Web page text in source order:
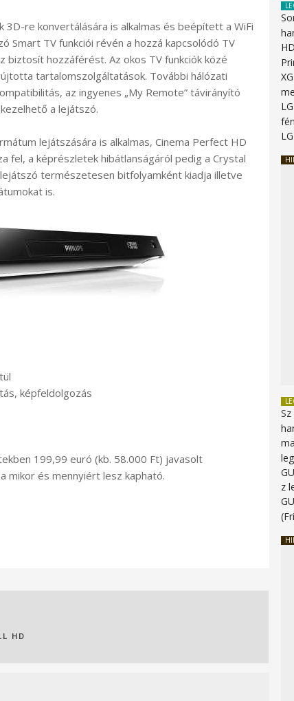
re konvertálására is alkalmas és beépített a WiFi
Smart TV funkciói révén a hozzá kapcsolódó TV
hozzáférést. Az okos TV funkciók közé
tartalomszolgáltatások. További hálózati
az ingyenes „My Remote” távirányító
a lejátszó.
lejátszására is alkalmas, Cinema Perfect HD
fel, a képrészletek hibátlanságáról pedig a Crystal
természetesen bitfolyamként kiadja illetve
is.
képfeldolgozás
199,99 euró (kb. 58.000 Ft) javasolt
mikor és mennyiért lesz kapható.
HD
z